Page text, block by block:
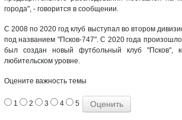
города", - говорится в сообщении.
С 2008 по 2020 год клуб выступал во втором
под названием "Псков-747". С 2020 года
был создан новый футбольный клуб "Псков",
любительском уровне.
Оцените важность темы
1 2 3 4 5